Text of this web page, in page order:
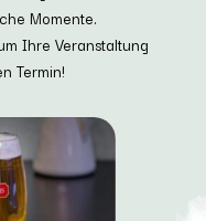
Momente.
Ihre Veranstaltung
Termin!